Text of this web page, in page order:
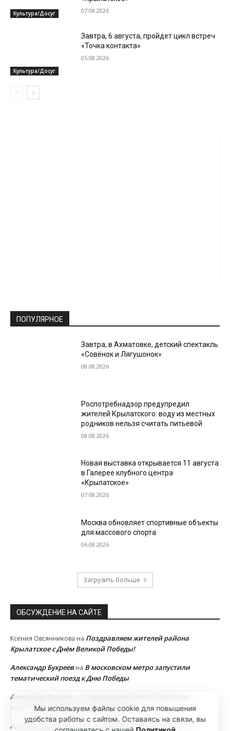
Культура/Досуг 07.08.2026
Культура/Досуг
Завтра, 6 августа, пройдет цикл встреч
«Точка контакта»
05.08.2026
ПОПУЛЯРНОЕ
Завтра, в Ахматовке, детский спектакль
«Совёнок и Лягушонок»
08.08.2026
Роспотребнадзор предупредил
жителей Крылатского: воду из местных
родников нельзя считать питьевой
08.08.2026
Новая выставка открывается 11 августа
в Галерее клубного центра
«Крылатское»
07.08.2026
Москва обновляет спортивные объекты
для массового спорта
06.08.2026
Загрузить больше
ОБСУЖДЕНИЕ НА САЙТЕ
Ксения Овсянникова на Поздравляем жителей района
Крылатское с Днём Великой Победы!
Александр Букреевна В московском метро запустили
тематический поезд к Дню Победы
Александр Букреев
В московском метро запустили
тематический поезд к Дню Победы
Александр Букреев
В московском метро запустили
Мы используем файлы cookie для повышения
удобства работы с сайтом. Оставаясь на связи, вы